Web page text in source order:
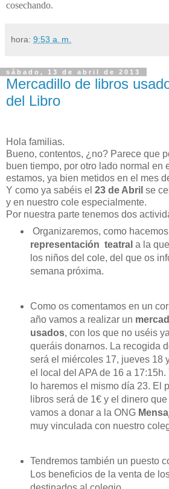
cosechando.
hora: 9:53 a. m.
sábado, 13 de abril de 2013
Mercadillo de libros
del Libro
Hola familias.
Bueno, contentos, ¿no? Parece que
buen tiempo, por otro lado normal en
estamos, ya bien metidos en el mes
Y como ya sabéis el 23 de Abril se
y en nuestro cole especialmente.
Por nuestra parte tenemos dos
Organizaremos, como
representación teatral a la
los niños del cole, del que os
semana próxima.
Como os comentamos en un
año vamos a realizar un
usados, con los que no uséis
queráis donarnos. La recogida
será el miércoles 17, jueves 18
el local del APA de 16 a
lo haremos el mismo día 23. El
libros será de 1€ y el dinero
vamos a donar a la ONG
muy vinculada con nuestro
Tendremos también un puesto
Los beneficios de la venta de